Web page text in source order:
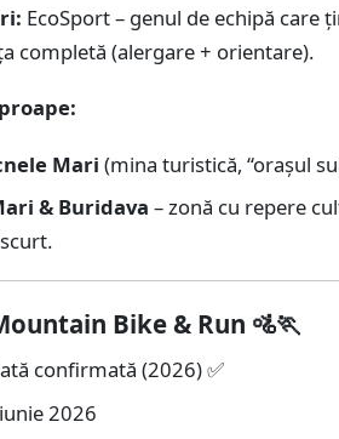
EcoSport – genul de echipă care
completă (alergare + orientare).
Mari (mina turistică, “orașul
& Buridava – zonă cu repere
Bike & Run 🚵🏃
confirmată (2026) ✅
2026